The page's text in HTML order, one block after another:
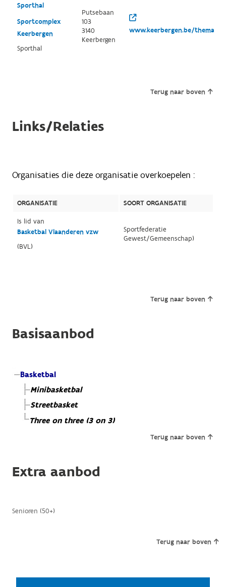
Sporthal
Sportcomplex
Keerbergen
Sporthal
Putsebaan
103
3140
Keerbergen
www.keerbergen.be/thema/
Terug naar boven
Links/Relaties
Organisaties die deze organisatie overkoepelen :
ORGANISATIE
SOORT ORGANISATIE
Is lid van
Basketbal Vlaanderen vzw
(BVL)
Sportfederatie
Gewest/Gemeenschap)
Terug naar boven
Basisaanbod
Basketbal
Minibasketbal
Streetbasket
Three on three (3 on 3)
Terug naar boven
Extra aanbod
Senioren (50+)
Terug naar boven